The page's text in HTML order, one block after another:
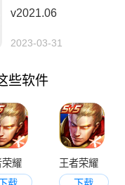
v2021.06
2023-03-31
些软件
荣耀
王者荣耀